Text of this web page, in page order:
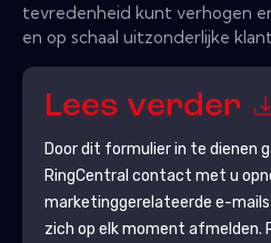
tevredenheid kunt verhogen
en op schaal uitzonderlijke
Lees verder
Door dit formulier in te dienen
RingCentral contact met u
marketinggerelateerde e-
zich op elk moment afmelden.